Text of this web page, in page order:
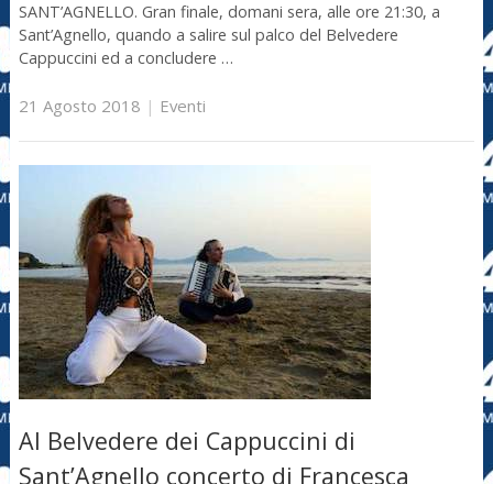
SANT’AGNELLO. Gran finale, domani sera, alle ore 21:30, a
Sant’Agnello, quando a salire sul palco del Belvedere
Cappuccini ed a concludere …
21 Agosto 2018 | Eventi
Al Belvedere dei Cappuccini di
Sant’Agnello concerto di Francesca